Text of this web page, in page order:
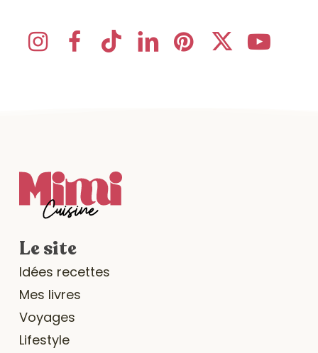
Le site
Idées recettes
Mes livres
Voyages
Lifestyle